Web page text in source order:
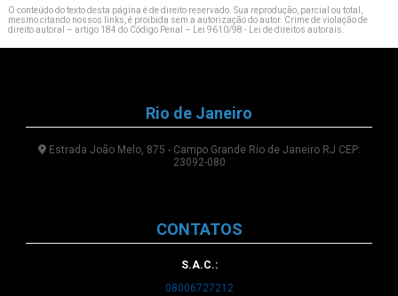
O conteúdo do texto desta página é de direito reservado. Sua reprodução, parcial ou total,
mesmo citando nossos links, é proibida sem a autorização do autor. Crime de violação de
direito autoral – artigo 184 do Código Penal –
Lei 9610/98 - Lei de direitos autorais
Rio de Janeiro
Estrada João Melo, 875 - Campo Grande Rio de Janeiro RJ CEP:
23092-080
CONTATOS
S.A.C.:
08006727212